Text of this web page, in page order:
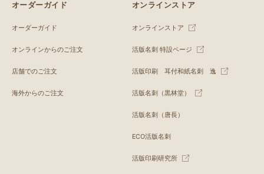
オーダーガイド
オーダーガイド
オンラインからのご注文
店舗でのご注文
海外からのご注文
オンラインストア
オンラインストア
活版名刺 特設ページ
活版印刷 耳付和紙名刺 逸
活版名刺（黒林堂）
活版名刺（唐長）
ECO活版名刺
活版印刷研究所